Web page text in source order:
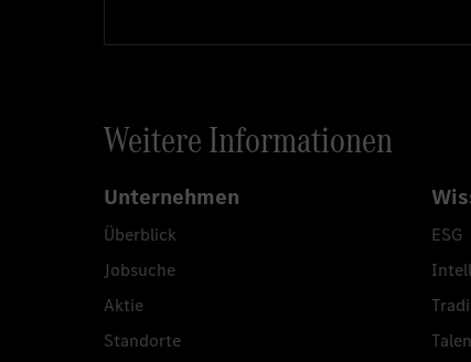
Weitere Informationen
Unternehmen
Überblick
Jobsuche
Aktie
Standorte
ESG